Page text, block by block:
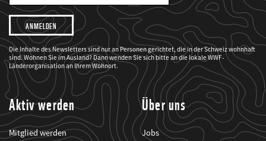
Adresse
Ich
möchte,
dass
der
WWF
mich
über
seine
Projekte
informiert.
Die Inhalte des Newsletters sind nur an Personen gerichtet, die in der Schweiz wohnhaft
sind. Wohnen Sie im Ausland? Dann wenden Sie sich bitte an die lokale WWF-
Länderorganisation an Ihrem Wohnort.
Aktiv werden
Mitglied werden
Über uns
Jobs